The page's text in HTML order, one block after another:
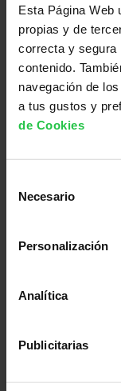
Esta Página Web
propias y de
correcta y segura
contenido.
navegación de
a tus gustos y
de Cookies
Necesario
Personalización
Analítica
Publicitarias
Bienestar
14/10/2026
Pautas
En linea